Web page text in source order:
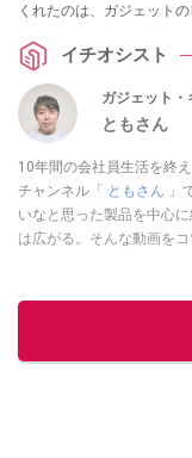
くれたのは、ガジェット
イチオシスト
ガジェット
ともさん
10年間の会社員生活を終
チャンネル「 ともさん 」
いなと思った製品を中心
は広がる。そんな動画をコ